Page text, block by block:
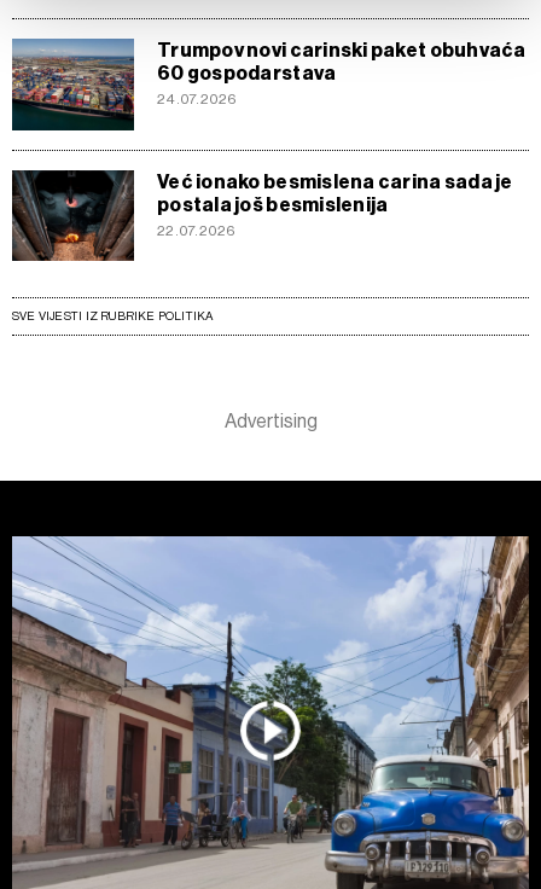
d.o.o. iPartneri. Više o podacima koje obrađujemo kao i
o vašim pravima pročitajte u našoj
o kolačićima i drugim sličnim tehnologijama u
kolačića. Kolačiće u bilo kojem trenutku možete ponovno
ažurirati klikom na „Prikaži detalje“. Privolu možete u bilo
kojem trenutku povući bez negativnih posljedica.
Trumpov novi carinski paket obuhvaća
60 gospodarstava
24.07.2026
Već ionako besmislena carina sada je
postala još besmislenija
22.07.2026
SVE VIJESTI IZ RUBRIKE POLITIKA